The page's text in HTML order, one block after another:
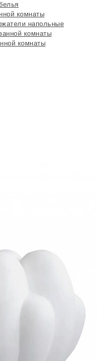
комнаты
напольные
комнаты
комнаты